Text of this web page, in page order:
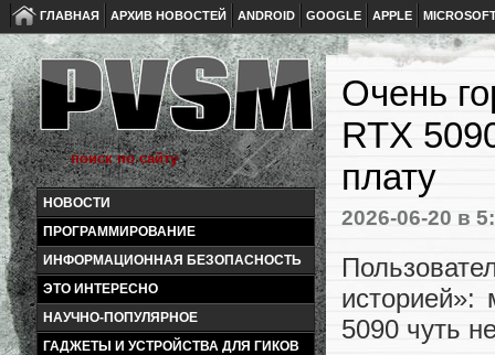
ГЛАВНАЯ АРХИВ НОВОСТЕЙ ANDROID GOOGLE APPLE
НОВОСТИ
ПРОГРАММИРОВАНИЕ
ИНФОРМАЦИОННАЯ БЕЗОПАСНОСТЬ
ЭТО ИНТЕРЕСНО
НАУЧНО-ПОПУЛЯРНОЕ
ГАДЖЕТЫ И УСТРОЙСТВА ДЛЯ ГИКОВ
Очень
RTX
плату
2026-06-20 в
историей»:
5090 чуть